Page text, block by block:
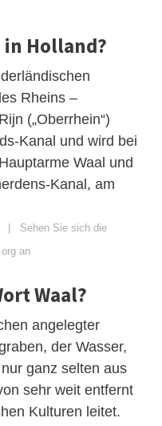
in Holland?
Rheins –
(„Oberrhein“)
Kanal und wird bei
Waal und
Kanal, am
| Sehen Sie sich die
an
Waal?
angelegter
der Wasser,
ganz selten aus
sehr weit entfernt
Kulturen leitet.